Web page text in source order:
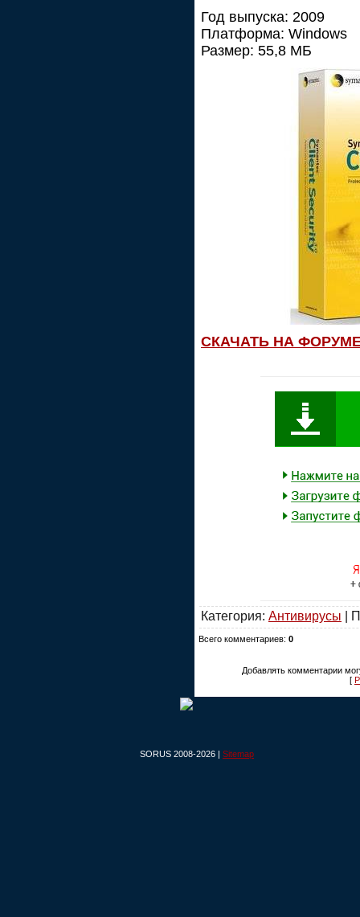
Год выпуска: 2009
Платформа: Windows
Размер: 55,8 МБ
СКАЧАТЬ НА
Категория: Антивирусы |
Всего комментариев: 0
Добавлять комментарии
[
SORUS 2008-2026 | Sitemap